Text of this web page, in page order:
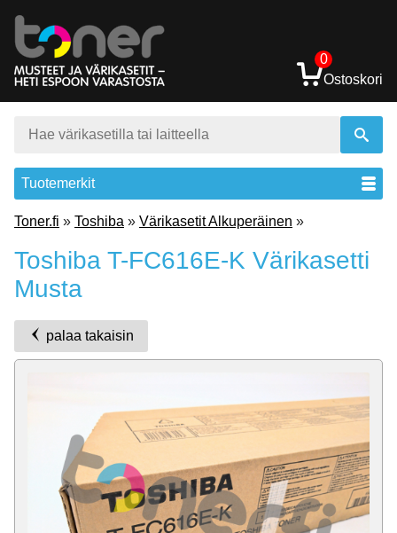
0
Ostoskori
Tuotemerkit
Toner.fi » Toshiba » Värikasetit Alkuperäinen »
Toshiba T-FC616E-K Värikasetti
Musta
palaa takaisin